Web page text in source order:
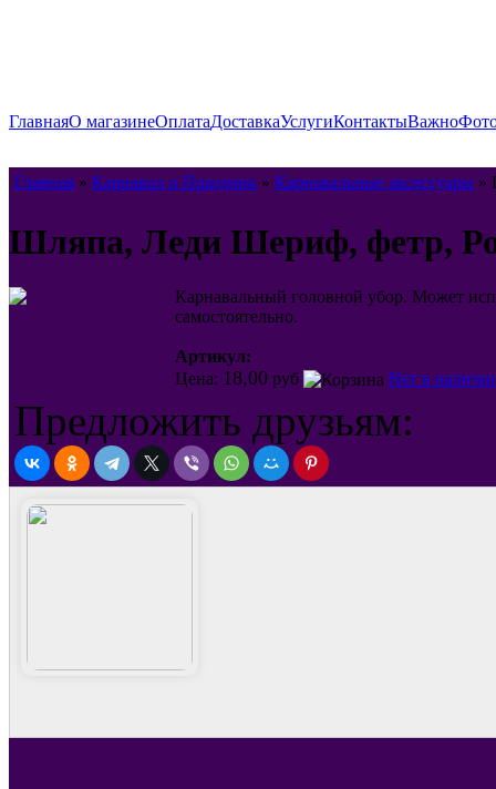
ГлавнаяО магазинеОплатаДоставкаУслугиКонтактыВажно
Главная » Карнавал и Праздник » Карнавальные аксессуары »
Шляпа, Леди Шериф, фетр,
Карнавальный головной убор. Может
самостоятельно.
Артикул:
Цена: 18,00 руб Нет в
Предложить друзьям: